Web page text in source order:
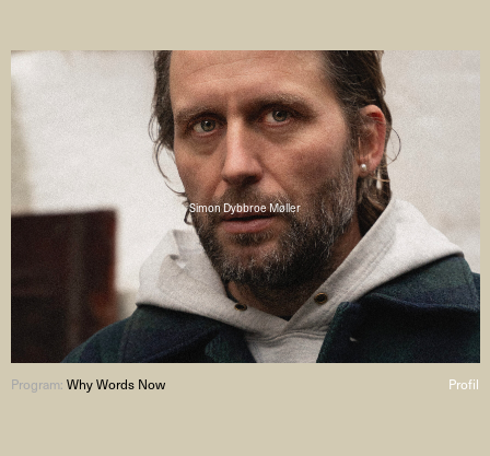
Simon Dybbroe Møller
Profil
Program:Why Words Now